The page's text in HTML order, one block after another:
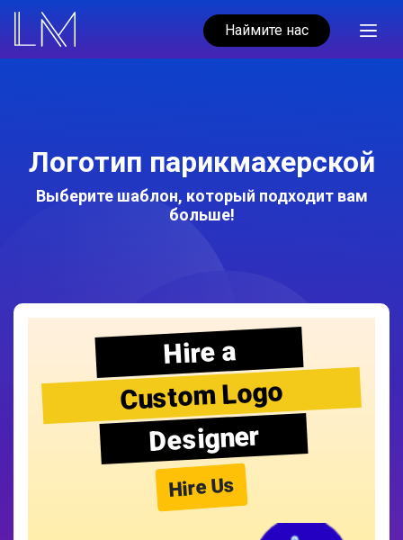
Наймите нас
Логотип парикмахерской
Выберите шаблон, который подходит вам
больше!
Hire a
Custom Logo
Designer
Hire Us